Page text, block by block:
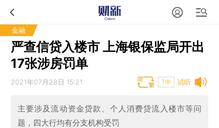
金融
严查信贷入楼市 上海银保监局开出
17张涉房罚单
试听
2021年07月28日 15:21 T中
主要涉及流动资金贷款、个人消费贷流入楼市等问
题，四大行均有分支机构受罚